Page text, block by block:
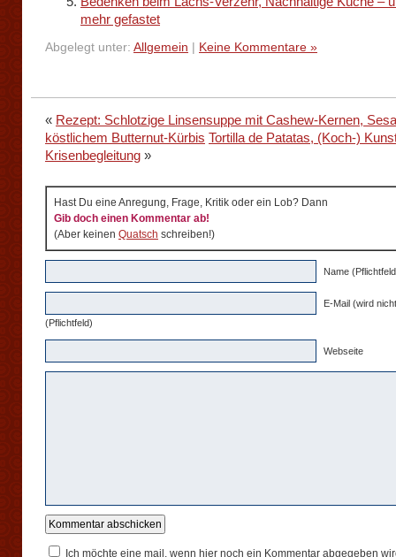
mehr gefastet
Abgelegt unter: Allgemein Keine Kommentare »
« Rezept: Schlotzige Linsensuppe mit Cashew-Kernen,
köstlichem Butternut-Kürbis Tortilla de Patatas, (Koch-)
Krisenbegleitung »
Hast Du eine Anregung, Frage, Kritik oder ein Lob? Dann
Gib doch einen Kommentar ab!
(Aber keinen Quatsch schreiben!)
Name
E-Mail (wird
(Pflichtfeld)
Webseite
Ich möchte eine mail, wenn hier noch ein Kommentar abgegeben